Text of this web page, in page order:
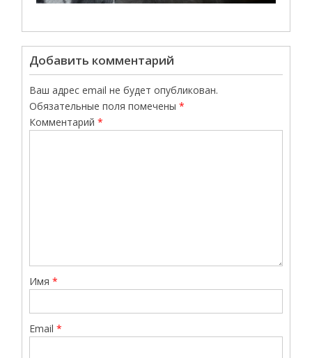
Добавить комментарий
Ваш адрес email не будет опубликован.
Обязательные поля помечены*
Комментарий*
Имя*
Email*